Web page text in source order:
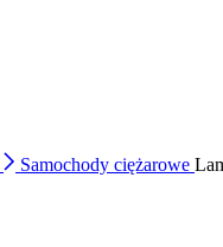
Samochody ciężarowe